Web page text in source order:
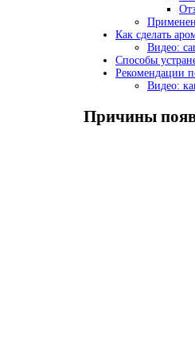
Как сделать
Видео:
Способы
Рекомендации
Видео:
Причины